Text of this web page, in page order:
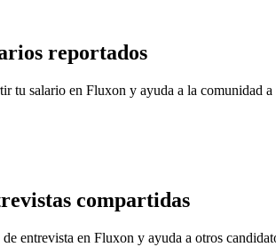
reportados
tu salario en Fluxon y ayuda a la comunidad
compartidas
entrevista en Fluxon y ayuda a otros